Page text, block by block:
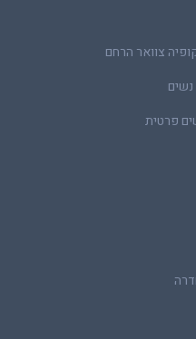
צוואר הרחם
פרטית